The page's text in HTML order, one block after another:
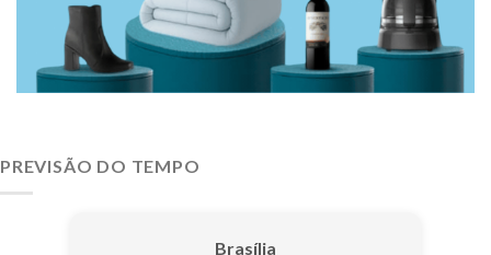
PREVISÃO DO TEMPO
Brasília